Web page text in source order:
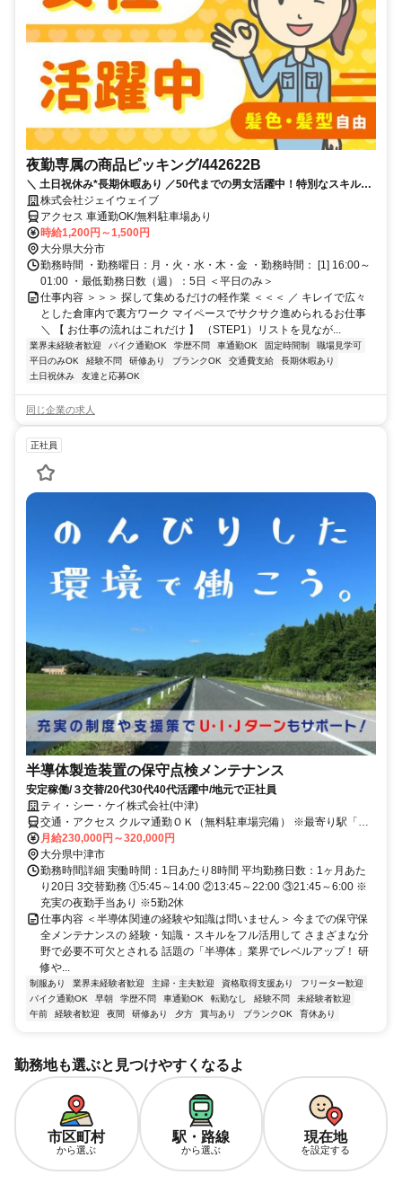
夜勤専属の商品ピッキング/442622B
＼ 土日祝休み*長期休暇あり ／50代までの男女活躍中！特別なスキル不
要！未経験から始めよう！！
株式会社ジェイウェイブ
アクセス 車通勤OK/無料駐車場あり
時給1,200円～1,500円
大分県大分市
勤務時間 ・勤務曜日：月・火・水・木・金 ・勤務時間： [1] 16:00～
01:00 ・最低勤務日数（週）：5日 ＜平日のみ＞
仕事内容 ＞＞＞ 探して集めるだけの軽作業 ＜＜＜ ／ キレイで広々
とした倉庫内で裏方ワーク マイペースでサクサク進められるお仕事
＼ 【 お仕事の流れはこれだけ 】 （STEP1）リストを見なが...
業界未経験者歓迎 バイク通勤OK 学歴不問 車通勤OK 固定時間制
職場見学可
平日のみOK
経験不問 研修あり ブランクOK 交通費支給
長期休暇あり
土日祝休み
友達と応募OK
同じ企業の求人
正社員
半導体製造装置の保守点検メンテナンス
安定稼働/３交替/20代30代40代活躍中/地元で正社員
ティ・シー・ケイ株式会社(中津)
交通・アクセス クルマ通勤ＯＫ（無料駐車場完備） ※最寄り駅「東
中津駅」からバス
月給230,000円～320,000円
大分県中津市
勤務時間詳細 実働時間：1日あたり8時間 平均勤務日数：1ヶ月あた
り20日 3交替勤務 ①5:45～14:00 ②13:45～22:00 ③21:45～6:00 ※
充実の夜勤手当あり ※5勤2休
仕事内容 ＜半導体関連の経験や知識は問いません＞ 今までの保守保
全メンテナンスの 経験・知識・スキルをフル活用して さまざまな分
野で必要不可欠とされる 話題の「半導体」業界でレベルアップ！ 研
修や...
制服あり 業界未経験者歓迎 主婦・主夫歓迎 資格取得支援あり
フリーター歓迎
バイク通勤OK
早朝 学歴不問 車通勤OK 転勤なし 経験不問
未経験者歓迎
午前
経験者歓迎 夜間 研修あり 夕方 賞与あり ブランクOK 育休あり
勤務地も選ぶと見つけやすくなるよ
市区町村
から選ぶ
駅・路線
から選ぶ
現在地
を設定する